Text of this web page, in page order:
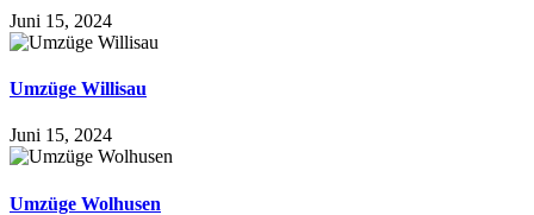
Juni 15, 2024
Umzüge Willisau
Juni 15, 2024
Umzüge Wolhusen